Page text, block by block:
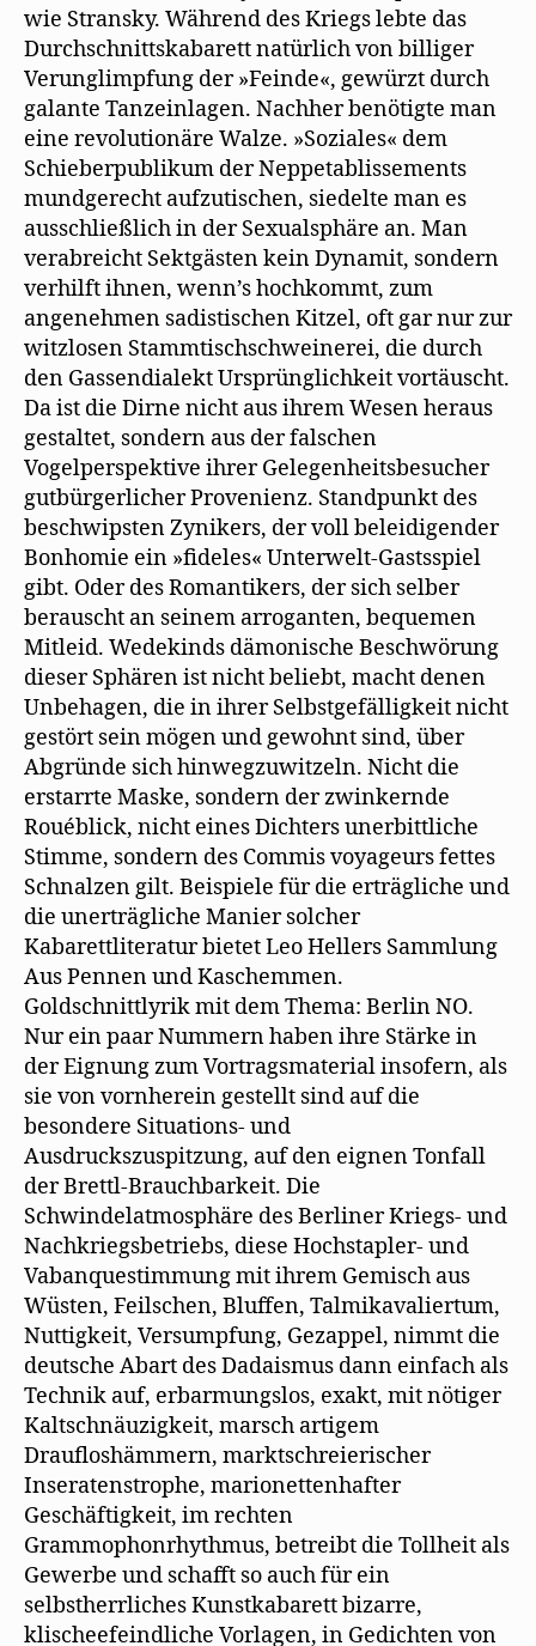
wie Stransky. Während des Kriegs lebte das
Durchschnittskabarett natürlich von billiger
Verunglimpfung der »Feinde«, gewürzt durch
galante Tanzeinlagen. Nachher benötigte man
eine revolutionäre Walze. »Soziales« dem
Schieberpublikum der Neppetablissements
mundgerecht aufzutischen, siedelte man es
ausschließlich in der Sexualsphäre an. Man
verabreicht Sektgästen kein Dynamit, sondern
verhilft ihnen, wenn’s hochkommt, zum
angenehmen sadistischen Kitzel, oft gar nur zur
witzlosen Stammtischschweinerei, die durch
den Gassendialekt Ursprünglichkeit vortäuscht.
Da ist die Dirne nicht aus ihrem Wesen heraus
gestaltet, sondern aus der falschen
Vogelperspektive ihrer Gelegenheitsbesucher
gutbürgerlicher Provenienz. Standpunkt des
beschwipsten Zynikers, der voll beleidigender
Bonhomie ein »fideles« Unterwelt-Gastsspiel
gibt. Oder des Romantikers, der sich selber
berauscht an seinem arroganten, bequemen
Mitleid. Wedekinds dämonische Beschwörung
dieser Sphären ist nicht beliebt, macht denen
Unbehagen, die in ihrer Selbstgefälligkeit nicht
gestört sein mögen und gewohnt sind, über
Abgründe sich hinwegzuwitzeln. Nicht die
erstarrte Maske, sondern der zwinkernde
Rouéblick, nicht eines Dichters unerbittliche
Stimme, sondern des Commis voyageurs fettes
Schnalzen gilt. Beispiele für die erträgliche und
die unerträgliche Manier solcher
Kabarettliteratur bietet Leo Hellers Sammlung
Aus Pennen und Kaschemmen.
Goldschnittlyrik mit dem Thema: Berlin NO.
Nur ein paar Nummern haben ihre Stärke in
der Eignung zum Vortragsmaterial insofern, als
sie von vornherein gestellt sind auf die
besondere Situations- und
Ausdruckszuspitzung, auf den eignen Tonfall
der Brettl-Brauchbarkeit. Die
Schwindelatmosphäre des Berliner Kriegs- und
Nachkriegsbetriebs, diese Hochstapler- und
Vabanquestimmung mit ihrem Gemisch aus
Wüsten, Feilschen, Bluffen, Talmikavaliertum,
Nuttigkeit, Versumpfung, Gezappel, nimmt die
deutsche Abart des Dadaismus dann einfach als
Technik auf, erbarmungslos, exakt, mit nötiger
Kaltschnäuzigkeit, marsch artigem
Draufloshämmern, marktschreierischer
Inseratenstrophe, marionettenhafter
Geschäftigkeit, im rechten
Grammophonrhythmus, betreibt die Tollheit als
Gewerbe und schafft so auch für ein
selbstherrliches Kunstkabarett bizarre,
klischeefeindliche Vorlagen, in Gedichten von